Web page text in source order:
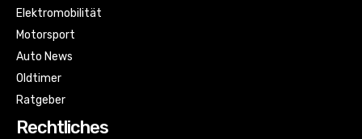
Elektromobilität
Motorsport
Auto News
Oldtimer
Ratgeber
Rechtliches